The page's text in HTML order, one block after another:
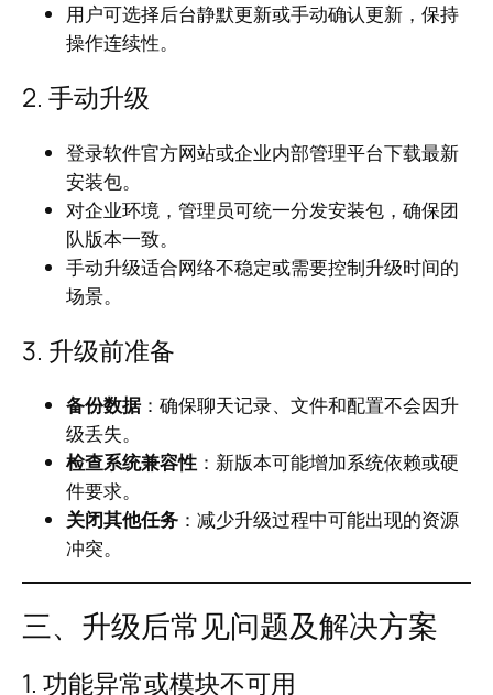
用户可选择后台静默更新或手动确认更新，保持
操作连续性。
2. 手动升级
登录软件官方网站或企业内部管理平台下载最新
安装包。
对企业环境，管理员可统一分发安装包，确保团
队版本一致。
手动升级适合网络不稳定或需要控制升级时间的
场景。
3. 升级前准备
备份数据：确保聊天记录、文件和配置不会因升
级丢失。
检查系统兼容性 ：新版本可能增加系统依赖或硬
件要求。
关闭其他任务 ：减少升级过程中可能出现的资源
冲突。
三、升级后常见问题及解决方案
1. 功能异常或模块不可用